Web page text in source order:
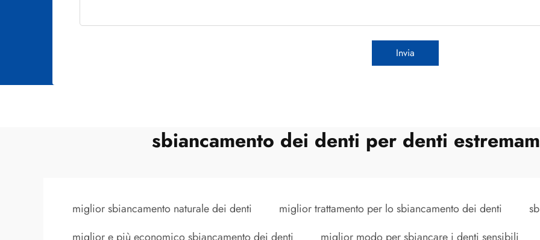
Invia
sbiancamento dei denti per denti
miglior sbiancamento naturale dei denti miglior trattamento per lo sbiancamento dei denti